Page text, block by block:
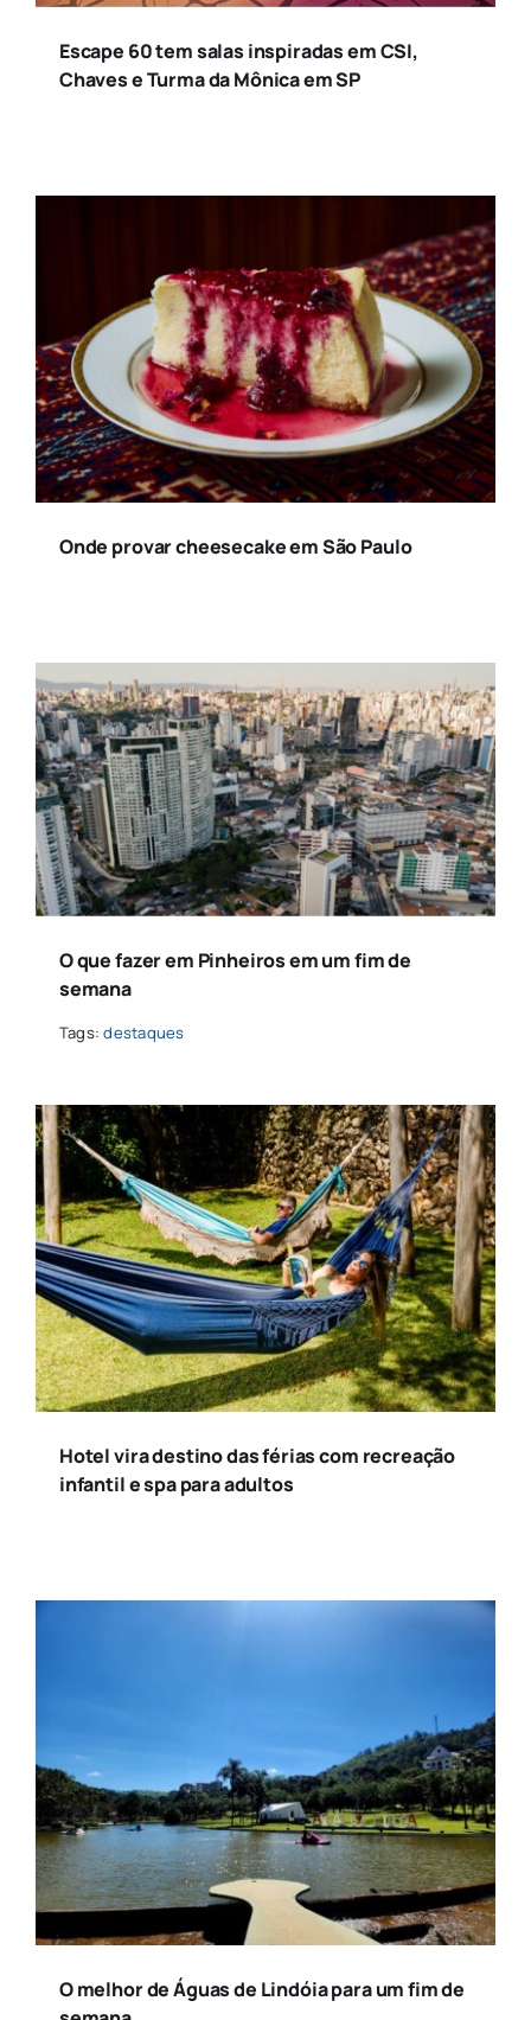
Escape 60 tem salas inspiradas em CSI,
Chaves e Turma da Mônica em SP
Onde provar cheesecake em São Paulo
O que fazer em Pinheiros em um fim de
semana
Tags:destaques
Hotel vira destino das férias com recreação
infantil e spa para adultos
O melhor de Águas de Lindóia para um fim de